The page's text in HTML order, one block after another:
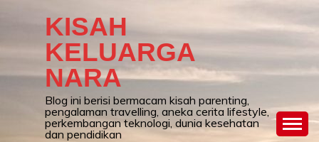
KISAH
KELUARGA
NARA
Blog ini berisi bermacam kisah parenting,
pengalaman travelling, aneka cerita lifestyle,
perkembangan teknologi, dunia kesehatan
dan pendidikan